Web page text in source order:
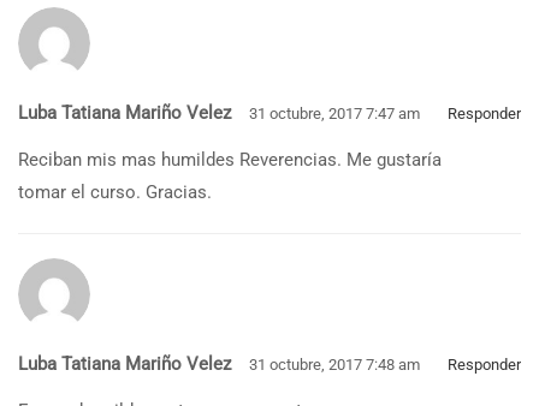
Luba Tatiana Mariño Velez 31 octubre, 2017 7:47 am Responder
Reciban mis mas humildes Reverencias. Me gustaría
tomar el curso. Gracias.
Luba Tatiana Mariño Velez 31 octubre, 2017 7:48 am Responder